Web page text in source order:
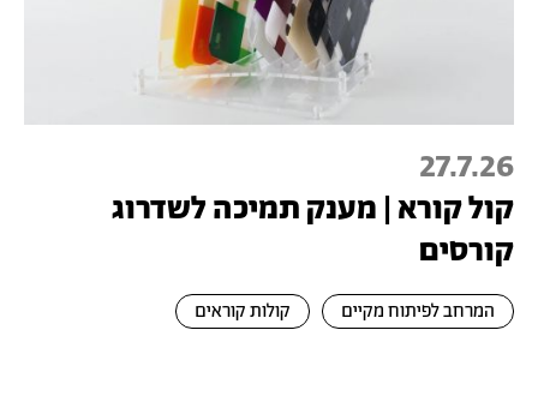
27.7.26
קול קורא | מענק תמיכה לשדרוג
קורסים
המרחב לפיתוח מקיים קולות קוראים